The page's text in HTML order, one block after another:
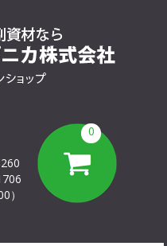
）
0